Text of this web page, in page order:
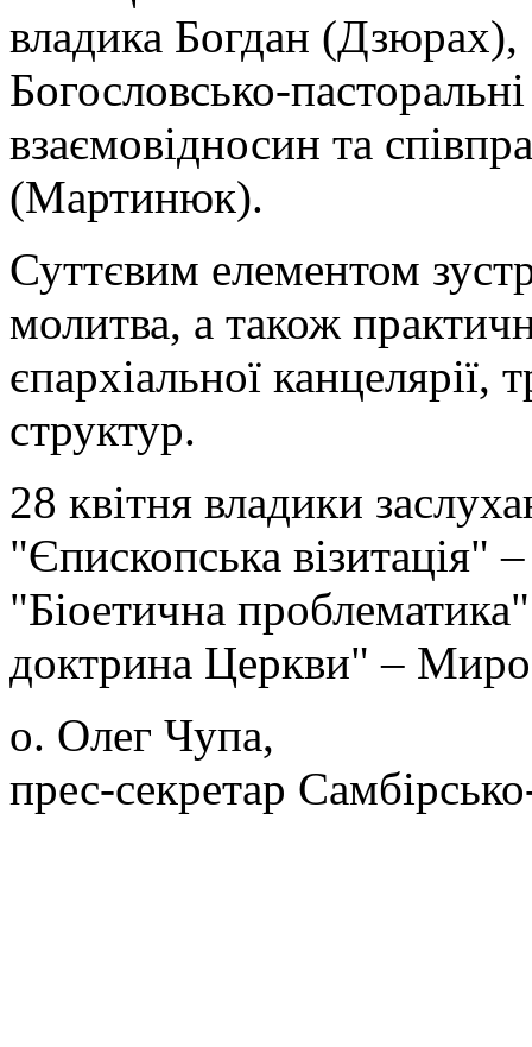
владика Богдан (Дзюрах),
Богословсько-
взаємовідносин та
(Мартинюк).
Суттєвим елементом
молитва, а також
єпархіальної
структур.
28 квітня владики
"Єпископська візитація"
"Біоетична
доктрина Церкви" –
о. Олег Чупа,
прес-секретар